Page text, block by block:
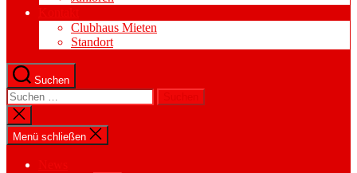
Clubhaus Mieten
Standort
Suchen
Suchen
nach:
Suche
schließen
Menü schließen